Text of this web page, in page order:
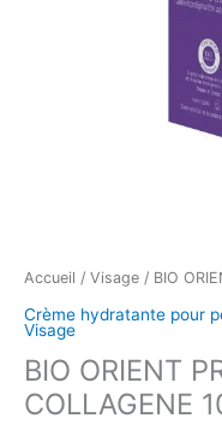
Accueil / Visage / BIO
Crème hydratante pour
Visage
BIO ORIENT
COLLAGENE